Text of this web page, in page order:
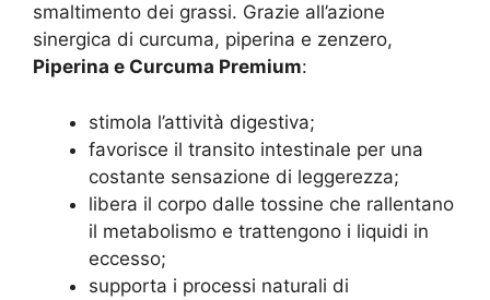
smaltimento dei grassi. Grazie all’azione
sinergica di curcuma, piperina e zenzero,
Piperina e Curcuma Premium:
stimola l’attività digestiva;
favorisce il transito intestinale per una
costante sensazione di leggerezza;
libera il corpo dalle tossine che rallentano
il metabolismo e trattengono i liquidi in
eccesso;
supporta i processi naturali di